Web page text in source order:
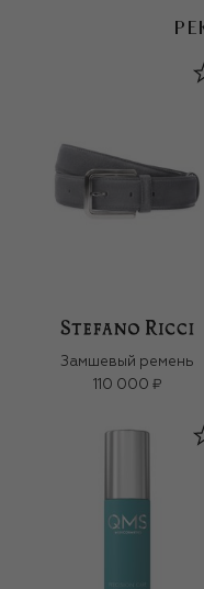
Замшевый ремень
110 000 ₽